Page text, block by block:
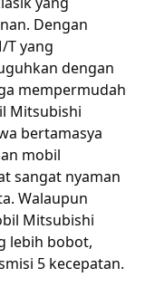
Dengan
T yang
dengan
mempermudah
Mitsubishi
bertamasya
mobil
sangat nyaman
Walaupun
Mitsubishi
lebih bobot,
5 kecepatan.